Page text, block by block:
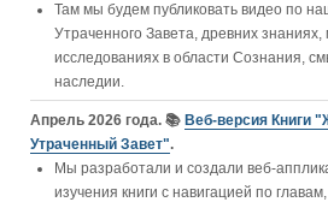
Там мы будем публиковать видео по
Утраченного Завета, древних
исследованиях в области Сознания,
наследии.
Апрель 2026 года. 📚 Веб-версия Книги
Утраченный Завет".
Мы разработали и создали веб-
изучения книги c навигацией по